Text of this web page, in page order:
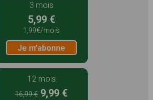
3 mois
5,99 €
1,99€/mois
Je m'abonne
12 mois
16,99 € 9,99 €